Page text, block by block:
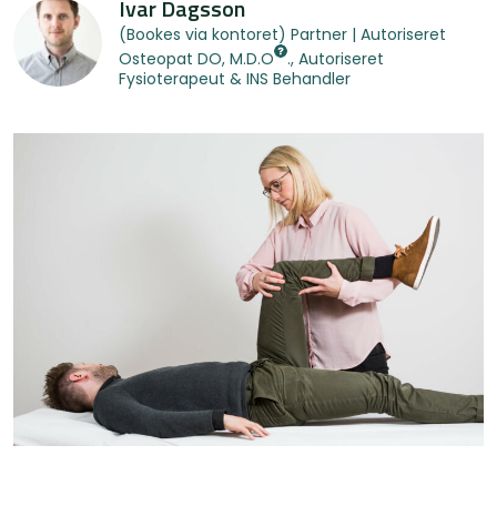
Ivar Dagsson
(Bookes via kontoret) Partner | Autoriseret
Osteopat DO, M.D.O
., Autoriseret
Fysioterapeut & INS Behandler